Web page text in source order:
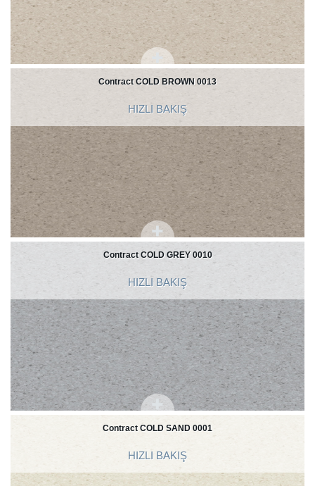
Contract COLD BROWN 0013
HIZLI BAKIŞ
Contract COLD GREY 0010
HIZLI BAKIŞ
Contract COLD SAND 0001
HIZLI BAKIŞ